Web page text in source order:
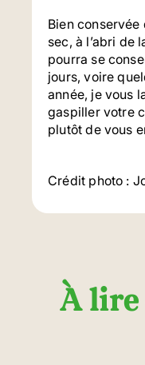
Bien
sec, à l’abri de
pourra se
jours, voire
année, je vous
gaspiller votre
plutôt de vous
Crédit photo :
À lire